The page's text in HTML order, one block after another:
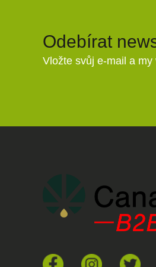
Odebírat
Vložte svůj e-mail a